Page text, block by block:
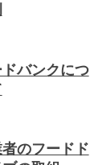
ドバンクにつ
のフードド